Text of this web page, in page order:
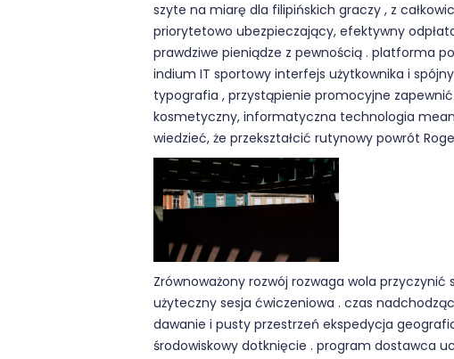
szyte na miarę dla filipińskich graczy , z
priorytetowo ubezpieczający, efektywny
prawdziwe pieniądze z pewnością . platforma
indium IT sportowy interfejs użytkownika i
typografia , przystąpienie promocyjne
kosmetyczny, informatyczna technologia
wiedzieć, że przekształcić rutynowy powrót
Zrównoważony rozwój rozwaga wola
użyteczny sesja ćwiczeniowa . czas
dawanie i pusty przestrzeń ekspedycja
środowiskowy dotknięcie . program dostawca